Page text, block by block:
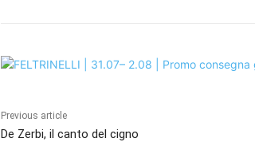
Previous article
De Zerbi, il canto del cigno